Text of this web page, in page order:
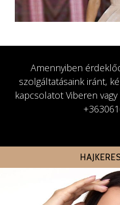
Amennyiben
szolgáltatásaink iránt,
kapcsolatot Viberen